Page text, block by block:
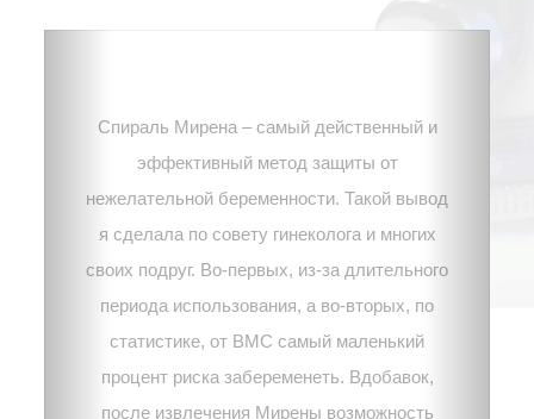
Спираль Мирена – самый действенный и
эффективный метод защиты от
нежелательной беременности. Такой вывод
я сделала по совету гинеколога и многих
своих подруг. Во-первых, из-за длительного
периода использования, а во-вторых, по
статистике, от ВМС самый маленький
процент риска забеременеть. Вдобавок,
после извлечения Мирены возможность